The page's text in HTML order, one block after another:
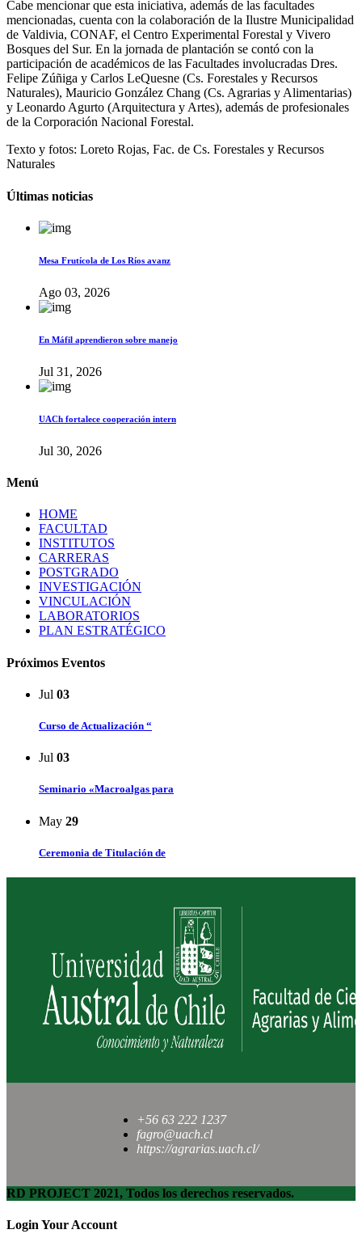
Cabe mencionar que esta iniciativa, además de las facultades
mencionadas, cuenta con la colaboración de la Ilustre Municipalidad
de Valdivia, CONAF, el Centro Experimental Forestal y Vivero
Bosques del Sur. En la jornada de plantación se contó con la
participación de académicos de las Facultades involucradas Dres.
Felipe Zúñiga y Carlos LeQuesne (Cs. Forestales y Recursos
Naturales), Mauricio González Chang (Cs. Agrarias y Alimentarias)
y Leonardo Agurto (Arquitectura y Artes), además de profesionales
de la Corporación Nacional Forestal.
Texto y fotos: Loreto Rojas, Fac. de Cs. Forestales y Recursos
Naturales
Últimas noticias
Mesa Frutícola de Los Ríos avanz
Ago 03, 2026
En Máfil aprendieron sobre manejo
Jul 31, 2026
UACh fortalece cooperación intern
Jul 30, 2026
Menú
HOME
FACULTAD
INSTITUTOS
CARRERAS
POSTGRADO
INVESTIGACIÓN
VINCULACIÓN
LABORATORIOS
PLAN ESTRATÉGICO
Próximos Eventos
Jul 03
Curso de Actualización “
Jul 03
Seminario «Macroalgas para
May 29
Ceremonia de Titulación de
+56 63 222 1237
fagro@uach.cl
https://agrarias.uach.cl/
RD PROJECT 2021, Todos los derechos reservados.
Login Your Account